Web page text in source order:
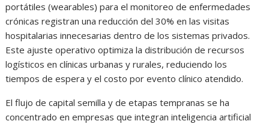
portátiles (wearables) para el monitoreo de enfermedades
crónicas registran una reducción del 30% en las visitas
hospitalarias innecesarias dentro de los sistemas privados.
Este ajuste operativo optimiza la distribución de recursos
logísticos en clínicas urbanas y rurales, reduciendo los
tiempos de espera y el costo por evento clínico atendido.
El flujo de capital semilla y de etapas tempranas se ha
concentrado en empresas que integran inteligencia artificial